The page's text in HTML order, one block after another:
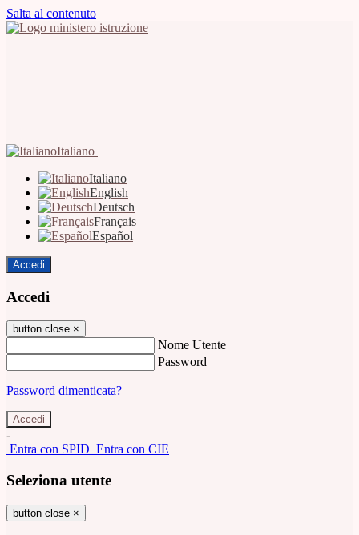
Salta al contenuto
Italiano
Italiano
English
Deutsch
Français
Español
Accedi
Accedi
button close ×
Nome Utente
Password
Password dimenticata?
-
Entra con SPID Entra con CIE
Seleziona utente
button close ×